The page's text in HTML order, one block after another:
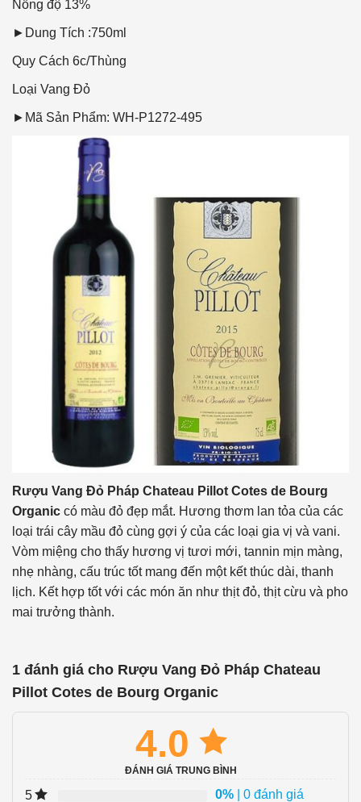
Nồng độ 13%
►Dung Tích :750ml
Quy Cách 6c/Thùng
Loại Vang Đỏ
►Mã Sản Phẩm: WH-P1272-495
Rượu Vang Đỏ Pháp Chateau Pillot Cotes de Bourg
Organic có màu đỏ đẹp mắt. Hương thơm lan tỏa của các
loại trái cây mầu đỏ cùng gợi ý của các loại gia vị và vani.
Vòm miệng cho thấy hương vị tươi mới, tannin mịn màng,
nhẹ nhàng, cấu trúc tốt mang đến một kết thúc dài, thanh
lịch. Kết hợp tốt với các món ăn như thịt đỏ, thịt cừu và pho
mai trưởng thành.
1 đánh giá cho Rượu Vang Đỏ Pháp Chateau
Pillot Cotes de Bourg Organic
4.0
ĐÁNH GIÁ TRUNG BÌNH
5 0% | 0 đánh giá